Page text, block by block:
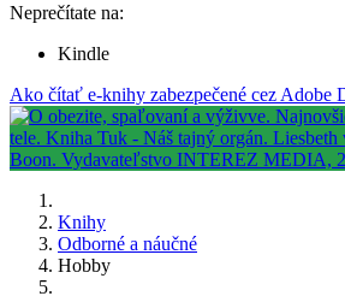
Neprečítate na:
Kindle
Ako čítať e-knihy zabezpečené cez Adobe
Knihy
Odborné a náučné
Hobby